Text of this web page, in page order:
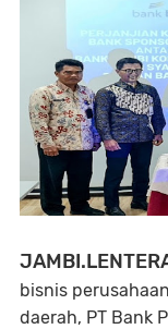
bisnis
daerah, PT Bank